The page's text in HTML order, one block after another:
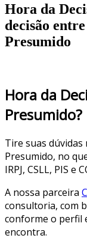
Hora da
decisão
Presumido
Hora da
Presumido?
Tire suas dúvidas
Presumido, no
IRPJ, CSLL, PIS e
A nossa parceira
consultoria, com
conforme o perfil
encontra.